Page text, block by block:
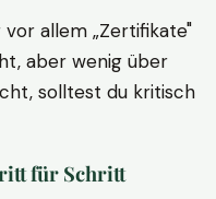
allem „Zertifikate"
aber wenig über
solltest du kritisch
für Schritt